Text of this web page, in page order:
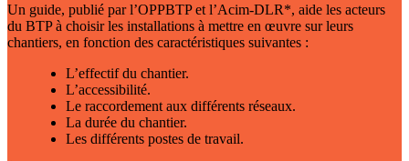
Un guide, publié par l’OPPBTP et l’Acim-DLR*, aide les acteurs
du BTP à choisir les installations à mettre en œuvre sur leurs
chantiers, en fonction des caractéristiques suivantes :
L’effectif du chantier.
L’accessibilité.
Le raccordement aux différents réseaux.
La durée du chantier.
Les différents postes de travail.